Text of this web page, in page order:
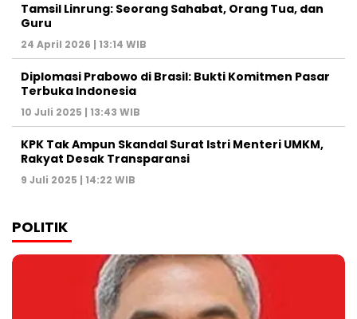
Tamsil Linrung: Seorang Sahabat, Orang Tua, dan
Guru
24 April 2026 | 13:14 WIB
Diplomasi Prabowo di Brasil: Bukti Komitmen Pasar
Terbuka Indonesia
10 Juli 2025 | 13:43 WIB
KPK Tak Ampun Skandal Surat Istri Menteri UMKM,
Rakyat Desak Transparansi
9 Juli 2025 | 14:22 WIB
POLITIK